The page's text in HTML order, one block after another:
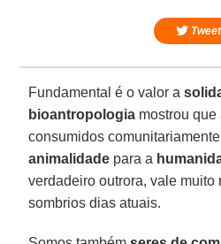
Tweet
Fundamental é o valor a
bioantropologia mostrou
consumidos
animalidade para a
verdadeiro outrora, vale muito
sombrios dias atuais.